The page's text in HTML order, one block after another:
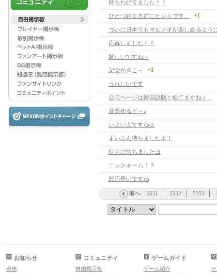
待ちわびてました＾＾
ひとつ始まる前にヒントです。
+1
応募しました＾＾
嬉しいですね～
記念かきこ～
+1
うれしいです
公式ページは韓国語版と似てますねぇ。
音楽作るど～♪
いよいよですねぇ
ずいぶん待ちましたよ！
待ちに待ちましたヨ
ニックネーム！？
対応早いですね
前へ 5351 5352 5353
お知らせ
全体
コミュニティ
自由掲示板
ゲームガイド
ゲーム紹介